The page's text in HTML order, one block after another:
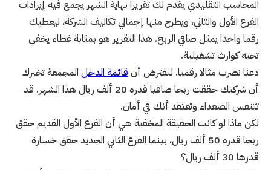
المحاسب التقليدي يقدم لك تقريرا نهاية الشهر يجمع فيه إيرادات
الفرع الأول والثاني، ويطرح منها إجمالي تكاليف الشركة، ليعطيك
رقما واحدا يمثل صافي الربح. هذا التقرير هو بمثابة غطاء يخفي
تحته كوارث تشغيلية.
دعنا نضرب مثالا رقميا. لنفترض أنقائمة الدخل المجمعة تخبرك
أن شركتك حققت ربحا صافيا قدره 20 ألف ريال هذا الشهر. قد
تتنفس الصعداء وتعتقد أنك في أمان.
لكن ماذا لو كانت الحقيقة المخفية هي أن الفرع الأول القديم حقق
ربحا قدره 50 ألف ريال، بينما الفرع الثاني الجديد حقق خسارة
قدرها 30 ألف ريال؟